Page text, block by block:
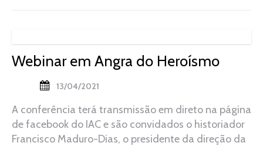
Webinar em Angra do Heroísmo
13/04/2021
A conferência terá transmissão em direto na página
de facebook do IAC e são convidados o historiador
Francisco Maduro-Dias, o presidente da direção da